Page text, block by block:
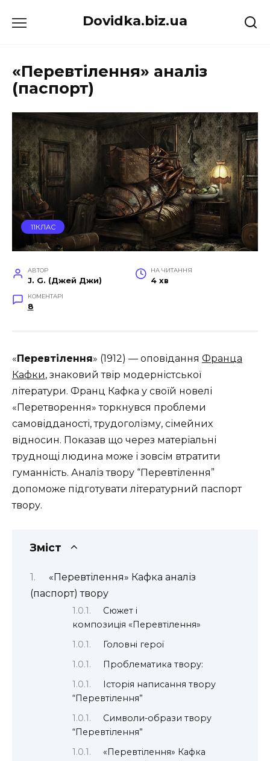
до
Dovidka.biz.ua
«Перевтілення» аналіз
(паспорт)
11КЛАС
АВТОР
J. G. (Джей Джи)
НА ЧИТАННЯ
4 хв
КОМЕНТАРІ
8
«Перевтілення» (1912) — оповідання Франца
Кафки, знаковий твір модерністської
літератури. Франц Кафка у своїй новелі
«Перетворення» торкнувся проблеми
самовідданості, трудоголізму, сімейних
відносин. Показав що через матеріальні
труднощі людина може і зовсім втратити
гуманність. Аналіз твору “Перевтілення”
допоможе підготувати літературний паспорт
твору.
Зміст
«Перевтілення» Кафка аналіз
(паспорт) твору
Сюжет і
композиція «Перевтілення»
Головні герої
Проблематика твору:
Історія написання твору
“Перевтілення”
Символи-образи твору
“Перевтілення”
«Перевтілення» Кафка